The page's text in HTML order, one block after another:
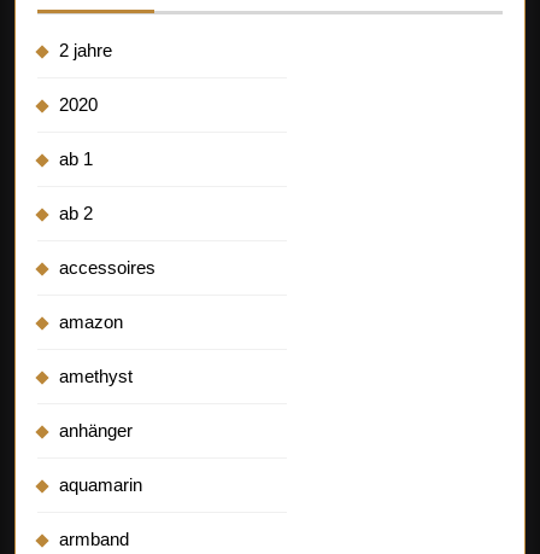
2 jahre
2020
ab 1
ab 2
accessoires
amazon
amethyst
anhänger
aquamarin
armband